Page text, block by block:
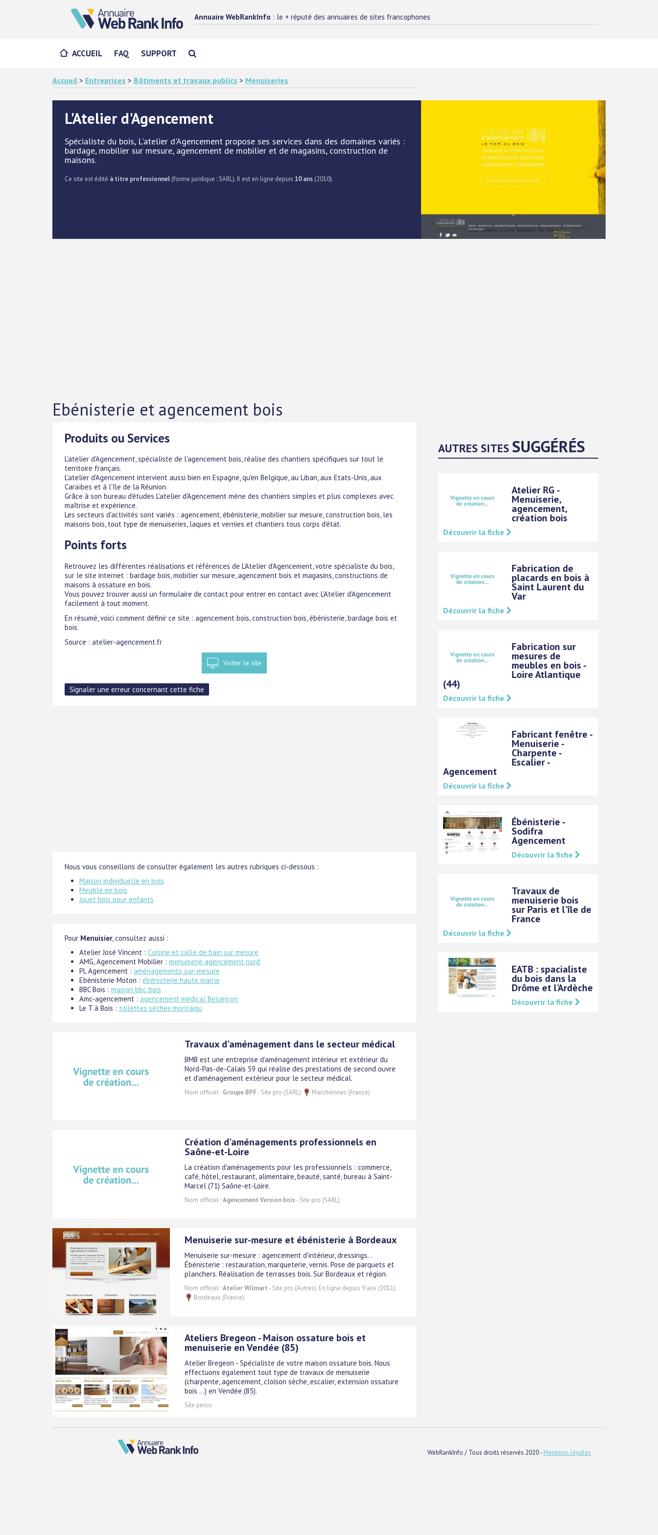
Annuaire WebRankInfo : le + réputé des annuaires de sites francophones
ACCUEIL FAQ SUPPORT
Accueil > Entreprises > Bâtiments et travaux publics > Menuiseries
L'Atelier d'Agencement
Spécialiste du bois, L'atelier d'Agencement propose ses services dans des domaines variés :
bardage, mobilier sur mesure, agencement de mobilier et de magasins, construction de
maisons.
Ce site est édité à titre professionnel (forme juridique : SARL). Il est en ligne depuis 10 ans (2010).
Ebénisterie et agencement bois
Produits ou Services
L'atelier d'Agencement, spécialiste de l'agencement bois, réalise des chantiers spécifiques sur tout le
territoire français.
L'atelier d'Agencement intervient aussi bien en Espagne, qu'en Belgique, au Liban, aux Etats-Unis, aux
Caraïbes et à l'île de la Réunion.
Grâce à son bureau d'études L'atelier d'Agencement mène des chantiers simples et plus complexes avec
maîtrise et expérience.
Les secteurs d'activités sont variés : agencement, ébénisterie, mobilier sur mesure, construction bois, les
maisons bois, tout type de menuiseries, laques et vernies et chantiers tous corps d'état.
Points forts
Retrouvez les différentes réalisations et références de L'Atelier d'Agencement, votre spécialiste du bois,
sur le site internet : bardage bois, mobilier sur mesure, agencement bois et magasins, constructions de
maisons à ossature en bois.
Vous pouvez trouver aussi un formulaire de contact pour entrer en contact avec L'Atelier d'Agencement
facilement à tout moment.
En résumé, voici comment définir ce site : agencement bois, construction bois, ébénisterie, bardage bois et
bois.
Source : atelier-agencement.fr
Visiter le site
Nous vous conseillons de consulter également les autres rubriques ci-dessous :
Maison individuelle en bois
Meuble en bois
Jouet bois pour enfants
Pour Menuisier, consultez aussi :
Atelier José Vincent : Cuisine et salle de bain sur mesure
AMG, Agencement Mobilier : menuiserie agencement nord
PL Agencement : aménagements sur-mesure
Ebénisterie Moton : ébénisterie haute marne
BBC Bois : maison bbc bois
Amc-agencement : agencement médical Besançon
Le T à Bois : toilettes sèches montaigu
Travaux d'aménagement dans le secteur médical
BMB est une entreprise d'aménagement intérieur et extérieur du
Nord-Pas-de-Calais 59 qui réalise des prestations de second ouvre
et d'aménagement extérieur pour le secteur médical.
Nom officiel : Groupe BPF- Site pro (SARL) Marchiennes (France)
Création d'aménagements professionnels en
Saône-et-Loire
La création d'aménagements pour les professionnels : commerce,
café, hôtel, restaurant, alimentaire, beauté, santé, bureau à Saint-
Marcel (71) Saône-et-Loire.
Nom officiel :Agencement Version bois- Site pro (SARL)
Menuiserie sur-mesure et ébénisterie à Bordeaux
Menuiserie sur-mesure : agencement d'intérieur, dressings...
Ébénisterie : restauration, marqueterie, vernis. Pose de parquets et
planchers. Réalisation de terrasses bois. Sur Bordeaux et région.
Nom officiel :Atelier Wilmart - Site pro (Autres). En ligne depuis 9 ans (2011).
Bordeaux (France)
Ateliers Bregeon - Maison ossature bois et
menuiserie en Vendée (85)
Atelier Bregeon - Spécialiste de votre maison ossature bois. Nous
effectuons également tout type de travaux de menuiserie
(charpente, agencement, cloison sèche, escalier, extension ossature
bois ...) en Vendée (85).
Site perso
AUTRES SITESSUGGÉRÉS
Atelier RG -
Menuiserie,
agencement,
création bois
Découvrir la fiche
Fabrication de
placards en bois à
Saint Laurent du
Var
Découvrir la fiche
Fabrication sur
mesures de
meubles en bois -
Loire Atlantique
(44)
Découvrir la fiche
Fabricant fenêtre -
Menuiserie -
Charpente -
Escalier -
Agencement
Découvrir la fiche
Ébénisterie -
Sodifra
Agencement
Découvrir la fiche
Travaux de
menuiserie bois
sur Paris et l'île de
France
Découvrir la fiche
EATB : spacialiste
du bois dans la
Drôme et l'Ardèche
Découvrir la fiche
WebRankInfo / Tous droits réservés 2020 - Mentions légales